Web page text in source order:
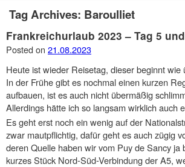
to
content
Tag Archives: Baroulliet
Frankreichurlaub 2023 – Tag 5
Posted on 21.08.2023
Heute ist wieder Reisetag, dieser beginnt
In der Frühe gibt es nochmal einen kurzen
aufbauen, ist es auch nicht übermäßig
Allerdings hätte ich so langsam wirklich auch
Es geht erst noch ein wenig auf der
zwar mautpflichtig, dafür geht es auch zügig
deren Quelle haben wir vom Puy de Sancy
kurzes Stück Nord-Süd-Verbindung der A5,